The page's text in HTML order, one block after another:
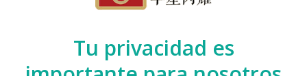
Tu privacidad es
De 12:40h a 12:45h GMT +2
Programación Escenario ANX 2026